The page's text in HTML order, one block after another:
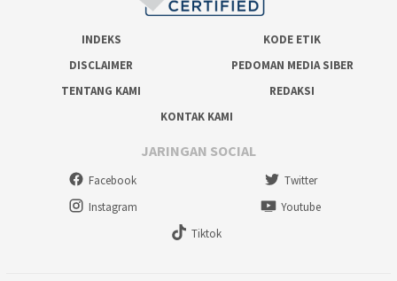
INDEKS
KODE ETIK
DISCLAIMER
PEDOMAN MEDIA SIBER
TENTANG KAMI
REDAKSI
KONTAK KAMI
JARINGAN SOCIAL
Facebook
Twitter
Instagram
Youtube
Tiktok